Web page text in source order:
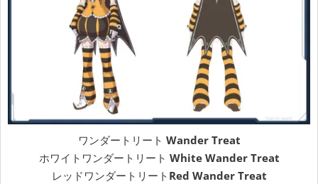
ワンダートリート Wander Treat
ホワイトワンダートリート White Wander Treat
レッドワンダートリート Red Wander Treat